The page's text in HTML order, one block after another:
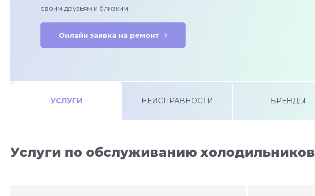
своим друзьям и близким.
Онлайн заявка на ремонт
УСЛУГИ НЕИСПРАВНОСТИ БРЕНДЫ
Услуги по обслуживанию холодильников